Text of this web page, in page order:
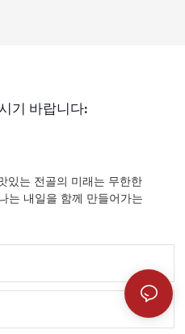
기 바랍니다:
있는 전골의 미래는 무한한
는 내일을 함께 만들어가는